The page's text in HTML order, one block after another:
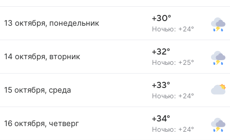
13 октября, понедельник +30°
Ночью: +24°
14 октября, вторник +32°
Ночью: +25°
15 октября, среда +33°
Ночью: +24°
16 октября, четверг +34°
Ночью: +24°